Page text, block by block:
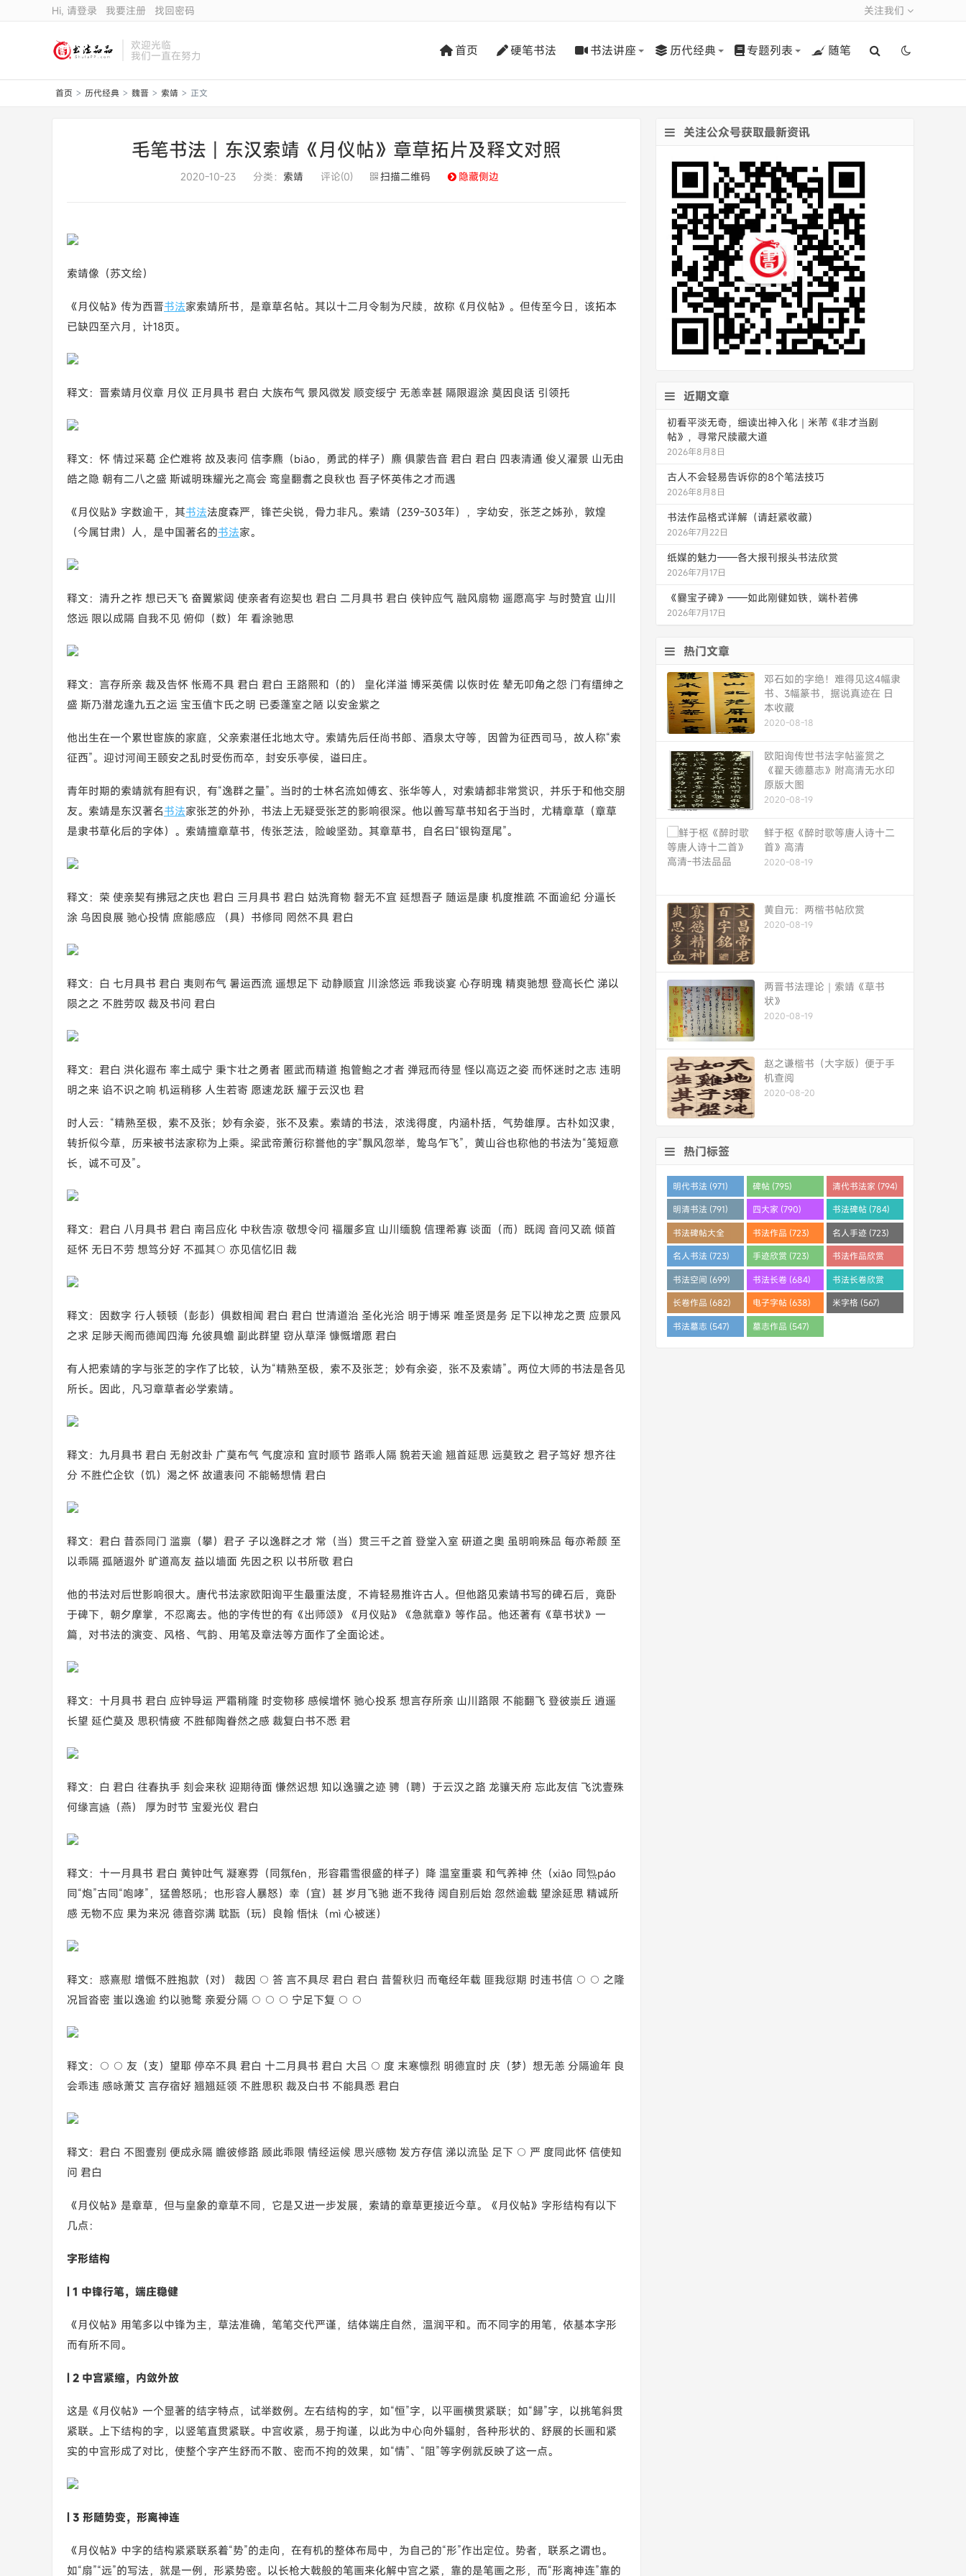
关注我们
Hi, 请登录 我要注册 找回密码
欢迎光临
我们一直在努力 首页 硬笔书法 书法讲座 历代经典 专题列表 随笔
首页 > 历代经典 > 魏晋 > 索靖 > 正文
毛笔书法丨东汉索靖《月仪帖》章草拓片及释文对照
2020-10-23 分类： 索靖 评论(0) 扫描二维码 隐藏侧边
索靖像（苏文绘）
《月仪帖》传为西晋书法家索靖所书，是章草名帖。其以十二月令制为尺牍，故称《月仪帖》。但传至今日，该拓本
已缺四至六月，计18页。
释文：晋索靖月仪章 月仪 正月具书 君白 大族布气 景风微发 顺变绥宁 无恙幸甚 隔限遐涂 莫因良话 引领托
释文：怀 情过采葛 企伫难将 故及表问 信李麃（biāo，勇武的样子）麃 俱蒙告音 君白 君白 四表清通 俊乂濯景 山无由
皓之隐 朝有二八之盛 斯诚明珠耀光之高会 鸾皇翻翥之良秋也 吾子怀英伟之才而遇
《月仪贴》字数逾干，其书法法度森严，锋芒尖锐，骨力非凡。索靖（239-303年），字幼安，张芝之姊孙，敦煌
（今属甘肃）人，是中国著名的书法家。
释文：清升之祚 想已天飞 奋翼紫闼 使亲者有迩契也 君白 二月具书 君白 侠钟应气 融风扇物 遥愿高宇 与时赞宜 山川
悠远 限以成隔 自我不见 俯仰（数）年 看涂驰思
释文：言存所亲 裁及告怀 怅焉不具 君白 君白 王路熙和（的） 皇化洋溢 博采英儒 以恢时佐 辇无叩角之怨 门有缙绅之
盛 斯乃潜龙逢九五之运 宝玉值卞氏之明 已委蓬室之陋 以安金紫之
他出生在一个累世宦族的家庭，父亲索湛任北地太守。索靖先后任尚书郎、酒泉太守等，因曾为征西司马，故人称“索
征西”。迎讨河间王颐安之乱时受伤而卒，封安乐亭侯，谥曰庄。
青年时期的索靖就有胆有识，有“逸群之量”。当时的士林名流如傅玄、张华等人，对索靖都非常赏识，并乐于和他交朋
友。索靖是东汉著名书法家张芝的外孙，书法上无疑受张芝的影响很深。他以善写草书知名于当时，尤精章草（章草
是隶书草化后的字体）。索靖擅章草书，传张芝法，险峻坚劲。其章草书，自名曰“银钩趸尾”。
释文：荣 使亲契有拂冠之庆也 君白 三月具书 君白 姑洗育物 磬无不宜 延想吾子 随运是康 机度推疏 不面逾纪 分逼长
涂 乌因良展 驰心投情 庶能感应 （具）书修同 罔然不具 君白
释文：白 七月具书 君白 夷则布气 暑运西流 遥想足下 动静顺宜 川涂悠远 乖我谈宴 心存明瑰 精爽驰想 登高长伫 涕以
陨之之 不胜劳叹 裁及书问 君白
释文：君白 洪化遐布 率土咸宁 秉卞壮之勇者 匿武而精道 抱管鲍之才者 弹冠而待显 怪以高迈之姿 而怀迷时之志 违明
明之来 谄不识之响 机运稍移 人生若寄 愿速龙跃 耀于云汉也 君
时人云：“精熟至极，索不及张；妙有余姿，张不及索。索靖的书法，浓浅得度，内涵朴括，气势雄厚。古朴如汉隶，
转折似今草，历来被书法家称为上乘。梁武帝萧衍称誉他的字“飘风忽举，鸷鸟乍飞”，黄山谷也称他的书法为“笺短意
长，诚不可及”。
释文：君白 八月具书 君白 南吕应化 中秋告凉 敬想令问 福履多宜 山川缅貌 信理希寡 谈面（而）既阔 音问又疏 倾首
延怀 无日不劳 想笃分好 不孤其○ 亦见信忆旧 裁
释文：因数字 行人顿顿（彭彭）俱数相闻 君白 君白 世清道治 圣化光洽 明于博采 唯圣贤是务 足下以神龙之贾 应景风
之求 足陟天阁而德闻四海 允彼具蟾 副此群望 窃从草泽 慷慨增愿 君白
有人把索靖的字与张芝的字作了比较，认为“精熟至极，索不及张芝；妙有余姿，张不及索靖”。两位大师的书法是各见
所长。因此，凡习章草者必学索靖。
释文：九月具书 君白 无射改卦 广莫布气 气度凉和 宜时顺节 路乖人隔 貌若天逾 翘首延思 远莫致之 君子笃好 想齐往
分 不胜伫企钦（饥）渴之怀 故遣表问 不能畅想情 君白
释文：君白 昔忝同门 滥禀（攀）君子 子以逸群之才 常（当）贯三千之首 登堂入室 研道之奥 虽明响殊品 每亦希颜 至
以乖隔 孤陋遐外 旷道高友 益以墙面 先因之积 以书所敬 君白
他的书法对后世影响很大。唐代书法家欧阳询平生最重法度，不肯轻易推许古人。但他路见索靖书写的碑石后，竟卧
于碑下，朝夕摩掌，不忍离去。他的字传世的有《出师颂》《月仪贴》《急就章》等作品。他还著有《草书状》一
篇，对书法的演变、风格、气韵、用笔及章法等方面作了全面论述。
释文：十月具书 君白 应钟导运 严霜稍隆 时变物移 感候增怀 驰心投系 想言存所亲 山川路限 不能翻飞 登彼崇丘 逍遥
长望 延伫莫及 思积情疲 不胜郁陶眷然之感 裁复白书不悉 君
释文：白 君白 往春执手 刻会来秋 迎期待面 慊然迟想 知以逸骥之迹 骋（聘）于云汉之路 龙骧天府 忘此友信 飞沈壹殊
何缘言嬿（燕） 厚为时节 宝爱光仪 君白
释文：十一月具书 君白 黄钟吐气 凝寒雰（同氛fēn，形容霜雪很盛的样子）降 温室重裘 和气养神 烋（xiāo 同炰páo
同“炮”古同“咆哮”，猛兽怒吼；也形容人暴怒）幸（宜）甚 岁月飞驰 逝不我待 阔自别后始 忽然逾载 望涂延思 精诚所
感 无物不应 果为来况 德音弥满 耽翫（玩）良翰 悟怽（mì 心被迷）
释文：惑熹慰 增慨不胜抱款（对） 裁因 ○ 答 言不具尽 君白 君白 昔誓秋归 而奄经年载 匪我愆期 时违书信 ○ ○ 之隆
况旨沓密 蚩以逸逾 约以驰鹜 亲爱分隔 ○ ○ ○ 宁足下复 ○ ○
释文：○ ○ 友（支）望耶 停卒不具 君白 十二月具书 君白 大吕 ○ 度 末寒懔烈 明德宜时 庆（梦）想无恙 分隔逾年 良
会乖违 感咏萧艾 言存宿好 翘翘延领 不胜思积 裁及白书 不能具悉 君白
释文：君白 不图壹别 便成永隔 瞻彼修路 顾此乖限 情经运候 思兴感物 发方存信 涕以流坠 足下 ○ 严 度同此怀 信使知
问 君白
《月仪帖》是章草，但与皇象的章草不同，它是又进一步发展，索靖的章草更接近今草。《月仪帖》字形结构有以下
几点：
字形结构
| 1 中锋行笔，端庄稳健
《月仪帖》用笔多以中锋为主，草法准确，笔笔交代严谨，结体端庄自然，温润平和。而不同字的用笔，依基本字形
而有所不同。
| 2 中宫紧缩，内敛外放
这是《月仪帖》一个显著的结字特点，试举数例。左右结构的字，如“恒”字，以平画横贯紧联；如“歸”字，以挑笔斜贯
紧联。上下结构的字，以竖笔直贯紧联。中宫收紧，易于拘谨，以此为中心向外辐射，各种形状的、舒展的长画和紧
实的中宫形成了对比，使整个字产生舒而不散、密而不拘的效果，如“情”、“阻”等字例就反映了这一点。
| 3 形随势变，形离神连
《月仪帖》中字的结构紧紧联系着“势”的走向，在有机的整体布局中，为自己的“形”作出定位。势者，联系之谓也。
如“扇”“远”的写法，就是一例，形紧势密。以长枪大戟般的笔画来化解中宫之紧，靠的是笔画之形，而“形离神连”靠的
关注公众号获取最新资讯
近期文章
初看平淡无奇，细读出神入化｜米芾《非才当剧
帖》，寻常尺牍藏大道
2026年8月8日
古人不会轻易告诉你的8个笔法技巧
2026年8月8日
书法作品格式详解（请赶紧收藏）
2026年7月22日
纸媒的魅力——各大报刊报头书法欣赏
2026年7月17日
《爨宝子碑》——如此刚健如铁，端朴若佛
2026年7月17日
热门文章
邓石如的字绝！难得见这4幅隶
书、3幅篆书，据说真迹在 日
本收藏
2020-08-18
欧阳询传世书法字帖鉴赏之
《翟天德墓志》附高清无水印
原版大图
2020-08-19
鲜于枢《醉时歌等唐人诗十二
首》高清
2020-08-19
黄自元：两楷书帖欣赏
2020-08-19
两晋书法理论｜索靖《草书
状》
2020-08-19
赵之谦楷书（大字版）便于手
机查阅
2020-08-20
热门标签
明代书法 (971) 碑帖 (795) 清代书法家 (794)
明清书法 (791) 四大家 (790) 书法碑帖 (784)
书法碑帖大全
(784)
书法作品 (723) 名人手迹 (723)
名人书法 (723) 手迹欣赏 (723)
书法作品欣赏
(710)
书法空间 (699) 书法长卷 (684)
书法长卷欣赏
(682)
长卷作品 (682) 电子字帖 (638) 米字格 (567)
书法墓志 (547) 墓志作品 (547)